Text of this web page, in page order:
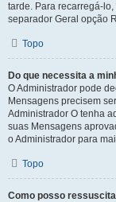
tarde. Para recarregá-
separador Geral opção
Topo
Do que necessita a
O Administrador pode
Mensagens precisem
Administrador O tenha
suas Mensagens
o Administrador para
Topo
Como posso